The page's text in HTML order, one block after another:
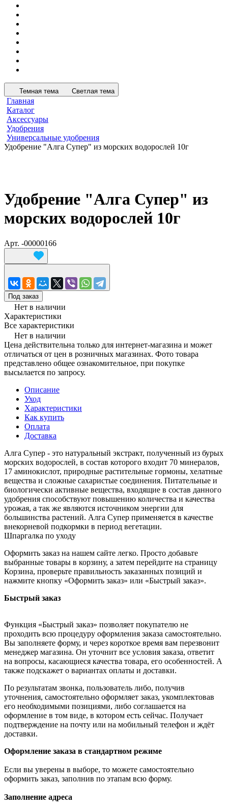
Темная тема Светлая тема
Главная
Каталог
Аксессуары
Удобрения
Универсальные удобрения
Удобрение "Алга Супер" из морских водорослей 10г
Удобрение "Алга Супер" из
морских водорослей 10г
Арт. -00000166
Под заказ
Нет в наличии
Характеристики
Все характеристики
Нет в наличии
Цена действительна только для интернет-магазина и может
отличаться от цен в розничных магазинах. Фото товара
представлено общее ознакомительное, при покупке
высылается по запросу.
Описание
Уход
Характеристики
Как купить
Оплата
Доставка
Алга Супер - это натуральный экстракт, полученный из бурых
морских водорослей, в состав которого входит 70 минералов,
17 аминокислот, природные растительные гормоны, хелатные
вещества и сложные сахаристые соединения. Питательные и
биологически активные вещества, входящие в состав данного
удобрения способствуют повышению количества и качества
урожая, а так же являются источником энергии для
большинства растений. Алга Супер применяется в качестве
внекорневой подкормки в период вегетации.
Шпаргалка по уходу
Оформить заказ на нашем сайте легко. Просто добавьте
выбранные товары в корзину, а затем перейдите на страницу
Корзина, проверьте правильность заказанных позиций и
нажмите кнопку «Оформить заказ» или «Быстрый заказ».
Быстрый заказ
Функция «Быстрый заказ» позволяет покупателю не
проходить всю процедуру оформления заказа самостоятельно.
Вы заполняете форму, и через короткое время вам перезвонит
менеджер магазина. Он уточнит все условия заказа, ответит
на вопросы, касающиеся качества товара, его особенностей. А
также подскажет о вариантах оплаты и доставки.
По результатам звонка, пользователь либо, получив
уточнения, самостоятельно оформляет заказ, укомплектовав
его необходимыми позициями, либо соглашается на
оформление в том виде, в котором есть сейчас. Получает
подтверждение на почту или на мобильный телефон и ждёт
доставки.
Оформление заказа в стандартном режиме
Если вы уверены в выборе, то можете самостоятельно
оформить заказ, заполнив по этапам всю форму.
Заполнение адреса